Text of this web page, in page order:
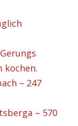
kochen.
– 247
– 570